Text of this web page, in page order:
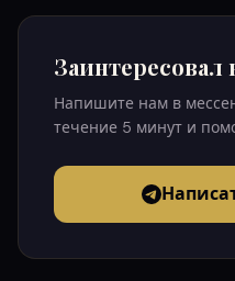
Заинтересовал
Напишите нам в
течение 5 минут и